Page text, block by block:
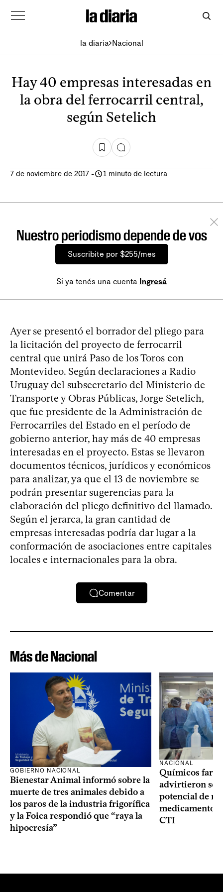
la diaria Nacional
Hay 40 empresas interesadas en
la obra del ferrocarril central,
según Setelich
7 de noviembre de 2017 - 1 minuto de lectura
Nuestro periodismo depende de vos
Suscribite por $255/mes
Si ya tenés una cuenta Ingresá
Ayer se presentó el borrador del pliego para
la licitación del proyecto de ferrocarril
central que unirá Paso de los Toros con
Montevideo. Según declaraciones a Radio
Uruguay del subsecretario del Ministerio de
Transporte y Obras Públicas, Jorge Setelich,
que fue presidente de la Administración de
Ferrocarriles del Estado en el período de
gobierno anterior, hay más de 40 empresas
interesadas en el proyecto. Estas se llevaron
documentos técnicos, jurídicos y económicos
para analizar, ya que el 13 de noviembre se
podrán presentar sugerencias para la
elaboración del pliego definitivo del llamado.
Según el jerarca, la gran cantidad de
empresas interesadas podría dar lugar a la
conformación de asociaciones entre capitales
locales e internacionales para la obra.
Comentar
Más de Nacional
GOBIERNO NACIONAL
Bienestar Animal informó sobre la
muerte de tres animales debido a
los paros de la industria frigorífica
y la Foica respondió que “raya la
hipocresía”
NACIONAL
Químicos
advirtieron
potencial de
medicamentos
CTI